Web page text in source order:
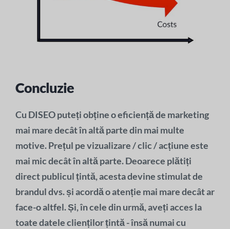
Concluzie
Cu DISEO puteți obține o eficiență de marketing
mai mare decât în altă parte din mai multe
motive. Prețul pe vizualizare / clic / acțiune este
mai mic decât în altă parte. Deoarece plătiți
direct publicul țintă, acesta devine stimulat de
brandul dvs. și acordă o atenție mai mare decât ar
face-o altfel. Și, în cele din urmă, aveți acces la
toate datele clienților țintă - însă numai cu